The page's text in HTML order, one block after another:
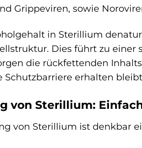
Grippeviren, sowie
in Sterillium
Dies führt zu
die rückfettenden
Schutzbarriere erhalten
von Sterillium:
von Sterillium ist denkbar